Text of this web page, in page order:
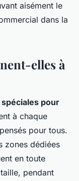
aisément le
dans la
elles à
pour
à chaque
pour tous.
zones dédiées
en toute
pendant